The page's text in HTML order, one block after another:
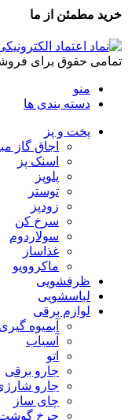
خرید مطمئن از ما
تمامی حقوق برای
منو
دسته بندی ها
پخت و پز
اجاق گاز
اسنک پز
پلوپز
توستر
زودپز
سرخ کن
سولاردوم
غذاساز
ماکروویو
ظرفشویی
لباسشویی
لوازم برقی
آبمیوه گیری
آسیاب
اتو
جارو برقی
جارو
چای ساز
چرخ